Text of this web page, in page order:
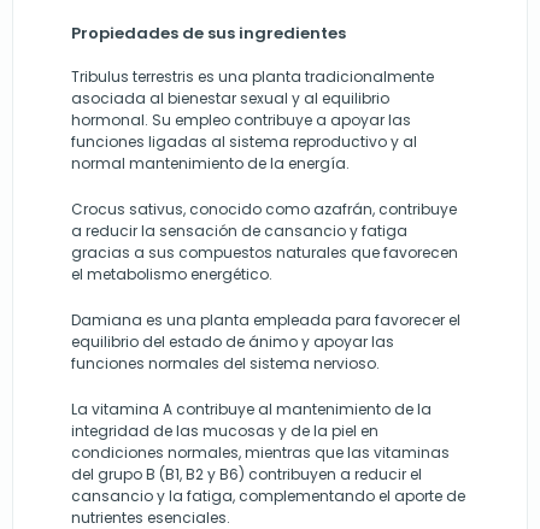
Propiedades de sus ingredientes
Tribulus terrestris es una planta tradicionalmente
asociada al bienestar sexual y al equilibrio
hormonal. Su empleo contribuye a apoyar las
funciones ligadas al sistema reproductivo y al
normal mantenimiento de la energía.
Crocus sativus, conocido como azafrán, contribuye
a reducir la sensación de cansancio y fatiga
gracias a sus compuestos naturales que favorecen
el metabolismo energético.
Damiana es una planta empleada para favorecer el
equilibrio del estado de ánimo y apoyar las
funciones normales del sistema nervioso.
La vitamina A contribuye al mantenimiento de la
integridad de las mucosas y de la piel en
condiciones normales, mientras que las vitaminas
del grupo B (B1, B2 y B6) contribuyen a reducir el
cansancio y la fatiga, complementando el aporte de
nutrientes esenciales.